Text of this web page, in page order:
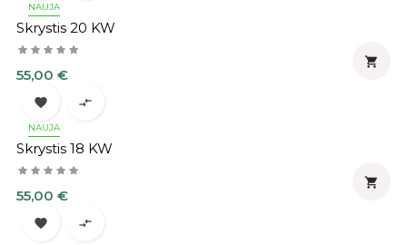
NAUJA
Skrystis 20 KW
Kaina
55,00 €

NAUJA
 
Skrystis 18 KW
Kaina
55,00 €

 